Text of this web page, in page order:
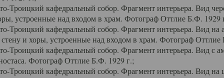
Троицкий кафедральный собор. Фрагмент интерьера. Вид
устроенные над входом в храм. Фотограф Оттлие Б.Ф. 1929
Троицкий кафедральный собор. Фрагмент интерьера. Вид на
и хоры, устроенные над входом в храм. Фотограф
Троицкий кафедральный собор. Фрагмент интерьера. Вид с
Фотограф Оттлие Б.Ф. 1929 г.;
Троицкий кафедральный собор. Фрагмент интерьера. Вид на